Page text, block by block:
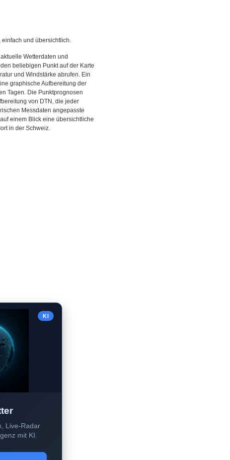
und übersichtlich.
Wetterdaten und
beliebigen Punkt auf der Karte
und Windstärke abrufen. Ein
graphische Aufbereitung der
Tagen. Die Punktprognosen
von DTN, die jeder
Messdaten angepasste
einem Blick eine übersichtliche
in der Schweiz.
KI
Live-Radar
mit KI.